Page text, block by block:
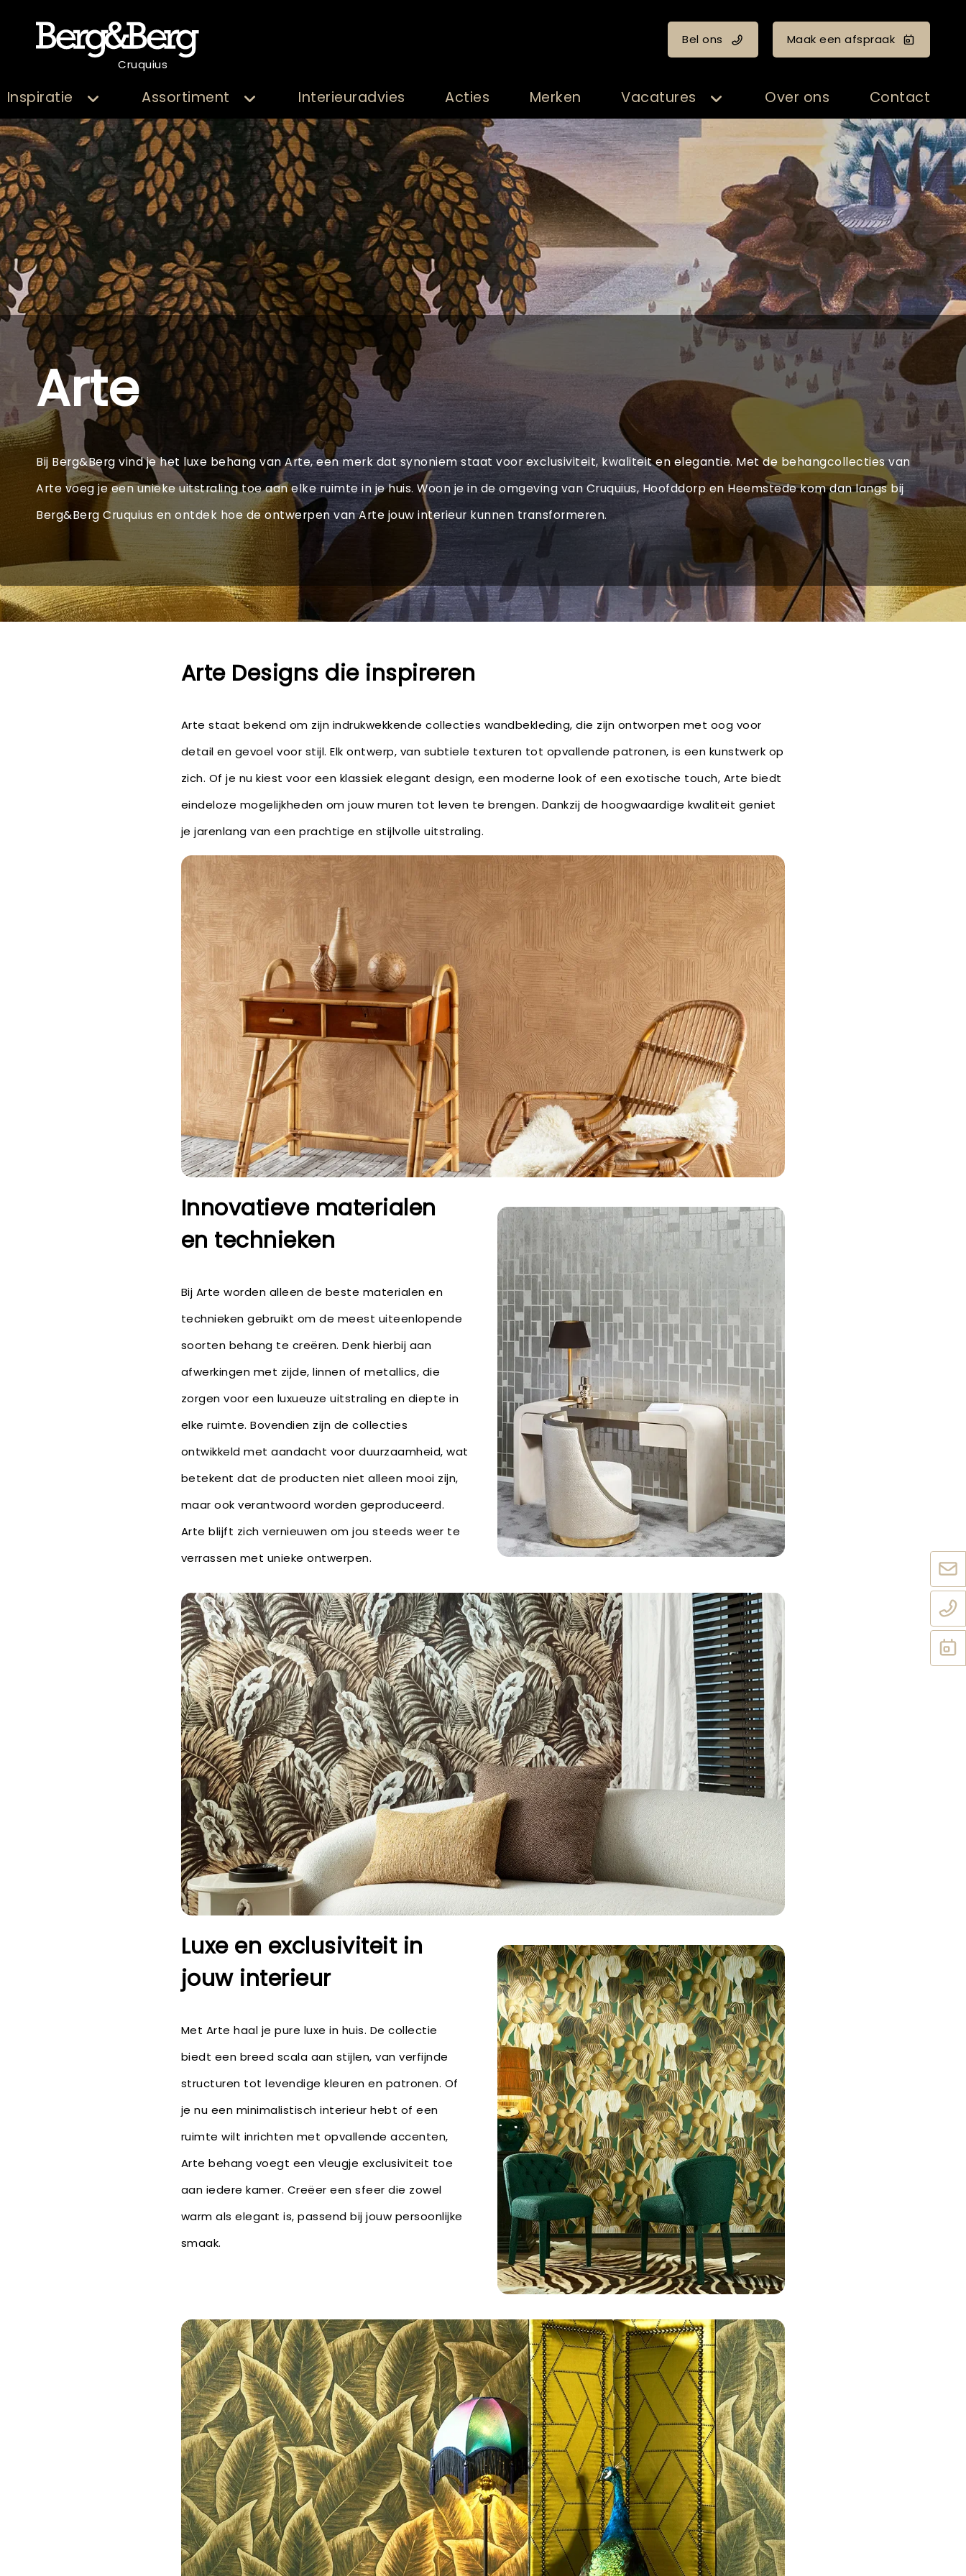
Cruquius
Bel ons Maak een afspraak
Inspiratie Assortiment Interieuradvies Acties Merken Vacatures Over ons Contact
Arte
Bij Berg&Berg vind je het luxe behang van Arte, een merk dat synoniem staat voor exclusiviteit, kwaliteit en elegantie. Met de behangcollecties van
Arte voeg je een unieke uitstraling toe aan elke ruimte in je huis. Woon je in de omgeving van Cruquius, Hoofddorp en Heemstede kom dan langs bij
Berg&Berg Cruquius en ontdek hoe de ontwerpen van Arte jouw interieur kunnen transformeren.
Arte Designs die inspireren
Arte staat bekend om zijn indrukwekkende collecties wandbekleding, die zijn ontworpen met oog voor
detail en gevoel voor stijl. Elk ontwerp, van subtiele texturen tot opvallende patronen, is een kunstwerk op
zich. Of je nu kiest voor een klassiek elegant design, een moderne look of een exotische touch, Arte biedt
eindeloze mogelijkheden om jouw muren tot leven te brengen. Dankzij de hoogwaardige kwaliteit geniet
je jarenlang van een prachtige en stijlvolle uitstraling.
Innovatieve materialen
en technieken
Bij Arte worden alleen de beste materialen en
technieken gebruikt om de meest uiteenlopende
soorten behang te creëren. Denk hierbij aan
afwerkingen met zijde, linnen of metallics, die
zorgen voor een luxueuze uitstraling en diepte in
elke ruimte. Bovendien zijn de collecties
ontwikkeld met aandacht voor duurzaamheid, wat
betekent dat de producten niet alleen mooi zijn,
maar ook verantwoord worden geproduceerd.
Arte blijft zich vernieuwen om jou steeds weer te
verrassen met unieke ontwerpen.
Luxe en exclusiviteit in
jouw interieur
Met Arte haal je pure luxe in huis. De collectie
biedt een breed scala aan stijlen, van verfijnde
structuren tot levendige kleuren en patronen. Of
je nu een minimalistisch interieur hebt of een
ruimte wilt inrichten met opvallende accenten,
Arte behang voegt een vleugje exclusiviteit toe
aan iedere kamer. Creëer een sfeer die zowel
warm als elegant is, passend bij jouw persoonlijke
smaak.